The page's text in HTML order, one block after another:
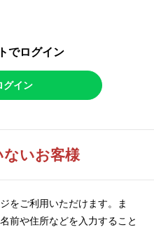
でログイン
グイン
ないお客様
をご利用いただけます。
ま
前や住所などを入力すること